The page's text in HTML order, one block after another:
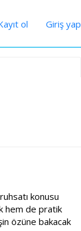
ol Giriş yap
konusu
hem de pratik
özüne bakacak